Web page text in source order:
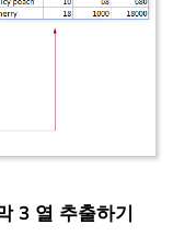
3 열 추출하기